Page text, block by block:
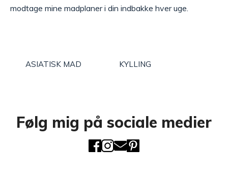
modtage mine madplaner i din indbakke hver uge.
ASIATISK MAD KYLLING
Følg mig på sociale medier